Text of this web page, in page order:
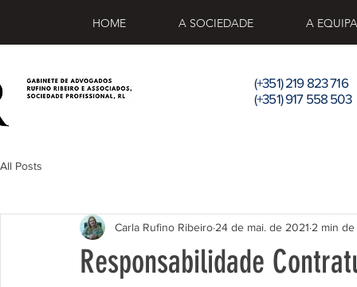
HOME A SOCIEDADE A EQUIPA
(+351) 219 823 716
(+351) 917 558 503
All Posts
Responsabilidade
Carla Rufino Ribeiro 24 de mai. de 2021 2 min